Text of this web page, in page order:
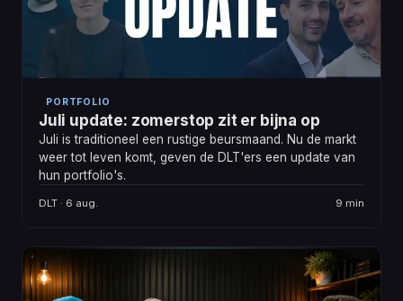
PORTFOLIO
Juli update: zomerstop zit er bijna op
Juli is traditioneel een rustige beursmaand. Nu de markt
weer tot leven komt, geven de DLT'ers een update van
hun portfolio's.
DLT · 6 aug. 9 min